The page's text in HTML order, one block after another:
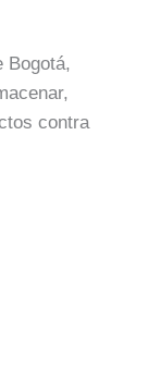
Bogotá,
contra